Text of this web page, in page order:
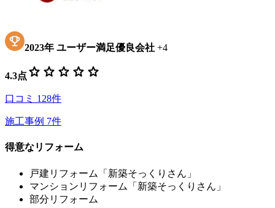
2023年 ユーザー満足優良会社 +4
4.3点 star star star star star
口コミ 128件
施工事例 7件
得意なリフォーム
戸建リフォーム「新築そっくりさん」
マンションリフォーム「新築そっくりさん」
部分リフォーム